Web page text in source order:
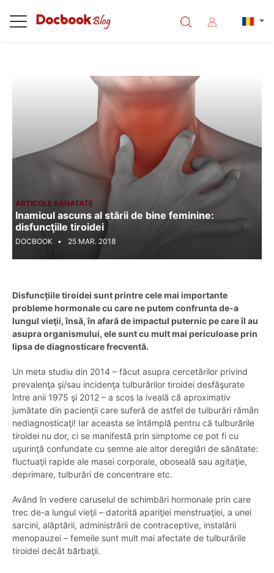
ARTICOLE SANATATE
Inamicul ascuns al stării de bine feminine:
disfuncţiile tiroidei
DOCBOOK 25 MAR. 2018
Disfuncțiile tiroidei sunt printre cele mai importante
probleme hormonale cu care ne putem confrunta de-a
lungul vieţii, însă, în afară de impactul puternic pe care îl au
asupra organismului, ele sunt cu mult mai periculoase prin
lipsa de diagnosticare frecventă.
Un meta studiu din 2014 – făcut asupra cercetărilor privind
prevalenţa şi/sau incidenţa tulburărilor tiroidei desfăşurate
între anii 1975 şi 2012 – a scos la iveală că aproximativ
jumătate din pacienţii care suferă de astfel de tulburări rămân
nediagnosticaţi! Iar aceasta se întâmplă pentru că tulburările
tiroidei nu dor, ci se manifestă prin simptome ce pot fi cu
uşurinţă confundate cu semne ale altor dereglări de sănătate:
fluctuaţii rapide ale masei corporale, oboseală sau agitaţie,
deprimare, tulburări de concentrare etc.
Având în vedere caruselul de schimbări hormonale prin care
trec de-a lungul vieţii – datorită apariţiei menstruaţiei, a unei
sarcini, alăptării, administrării de contraceptive, instalării
menopauzei – femeile sunt mult mai afectate de tulburările
tiroidei decât bărbaţii.